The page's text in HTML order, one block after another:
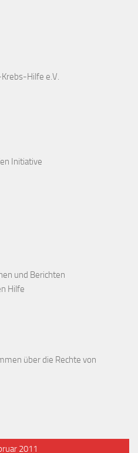
Krebs-Hilfe e.V.
Initiative
und Berichten
Hilfe
über die Rechte von
2011